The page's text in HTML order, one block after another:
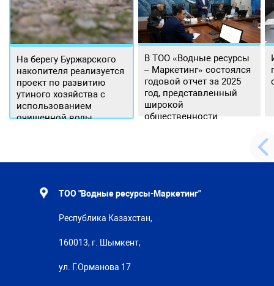
На берегу Буржарского
накопителя реализуется
проект по развитию
утиного хозяйства с
использованием
очищенной воды
В ТОО «Водные ресурсы
– Маркетинг» состоялся
годовой отчет за 2025
год, представленный
широкой
общественности.
ТОО "Водные ресурсы-Маркетинг"
Республика Казахстан,
160013, г. Шымкент,
ул. Г.Орманова 17